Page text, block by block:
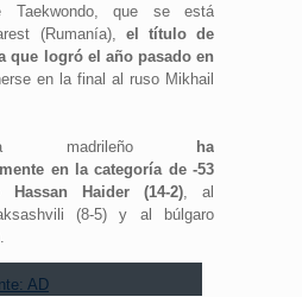
Taekwondo, que se está
(Rumanía), el título de
que logró el año pasado en
en la final al ruso Mikhail
madrileño
ha
en la categoría de -53
Haider (14-2), al
(8-5) y al búlgaro